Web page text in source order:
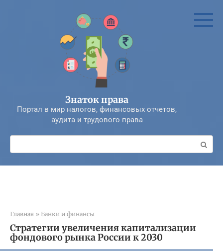
Знаток права
Портал в мир налогов, финансовых отчетов,
аудита и трудового права
Поиск:
Главная » Банки и финансы
Стратегии увеличения капитализации
фондового рынка России к 2030